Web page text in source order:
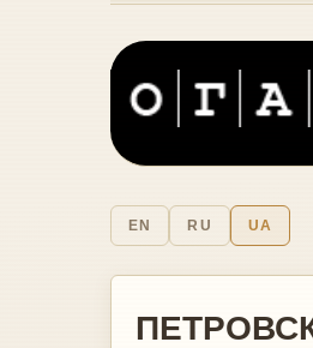
EN RU UA